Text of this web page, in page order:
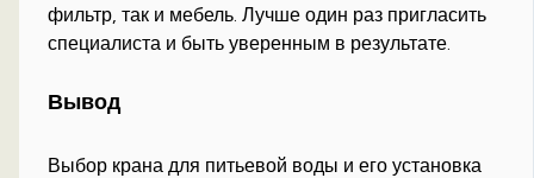
фильтр, так и мебель. Лучше один раз пригласить
специалиста и быть уверенным в результате.
Вывод
Выбор крана для питьевой воды и его установка